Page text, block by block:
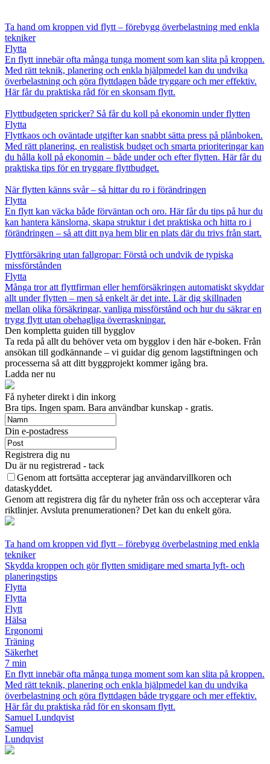
Ta hand om kroppen vid flytt – förebygg överbelastning med enkla
tekniker
Flytta
En flytt innebär ofta många tunga moment som kan slita på kroppen.
Med rätt teknik, planering och enkla hjälpmedel kan du undvika
överbelastning och göra flyttdagen både tryggare och mer effektiv.
Här får du praktiska råd för en skonsam flytt.
Flyttbudgeten spricker? Så får du koll på ekonomin under flytten
Flytta
Flyttkaos och oväntade utgifter kan snabbt sätta press på plånboken.
Med rätt planering, en realistisk budget och smarta prioriteringar kan
du hålla koll på ekonomin – både under och efter flytten. Här får du
praktiska tips för en tryggare flyttbudget.
När flytten känns svår – så hittar du ro i förändringen
Flytta
En flytt kan väcka både förväntan och oro. Här får du tips på hur du
kan hantera känslorna, skapa struktur i det praktiska och hitta ro i
förändringen – så att ditt nya hem blir en plats där du trivs från start.
Flyttförsäkring utan fallgropar: Förstå och undvik de typiska
missförstånden
Flytta
Många tror att flyttfirman eller hemförsäkringen automatiskt skyddar
allt under flytten – men så enkelt är det inte. Lär dig skillnaden
mellan olika försäkringar, vanliga missförstånd och hur du säkrar en
trygg flytt utan obehagliga överraskningar.
Den kompletta guiden till bygglov
Ta reda på allt du behöver veta om bygglov i den här e-boken. Från
ansökan till godkännande – vi guidar dig genom lagstiftningen och
processerna så att ditt byggprojekt kommer igång bra.
Ladda ner nu
Få nyheter direkt i din inkorg
Bra tips. Ingen spam. Bara användbar kunskap - gratis.
Din e-postadress
Registrera dig nu
Du är nu registrerad - tack
Genom att fortsätta accepterar jag användarvillkoren och
dataskyddet.
Genom att registrera dig får du nyheter från oss och accepterar våra
riktlinjer. Avsluta prenumerationen? Det kan du enkelt göra.
Ta hand om kroppen vid flytt – förebygg överbelastning med enkla
tekniker
Skydda kroppen och gör flytten smidigare med smarta lyft- och
planeringstips
Flytta
Flytta
Flytt
Hälsa
Ergonomi
Träning
Säkerhet
7 min
En flytt innebär ofta många tunga moment som kan slita på kroppen.
Med rätt teknik, planering och enkla hjälpmedel kan du undvika
överbelastning och göra flyttdagen både tryggare och mer effektiv.
Här får du praktiska råd för en skonsam flytt.
Samuel Lundqvist
Samuel
Lundqvist